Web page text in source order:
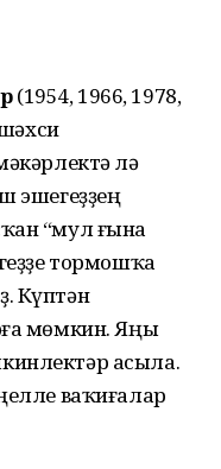
(1954, 1966, 1978,
лә
эшегеҙҙең
“мул ғына
тормошҡа
Күптән
мөмкин. Яңы
асыла.
ваҡиғалар